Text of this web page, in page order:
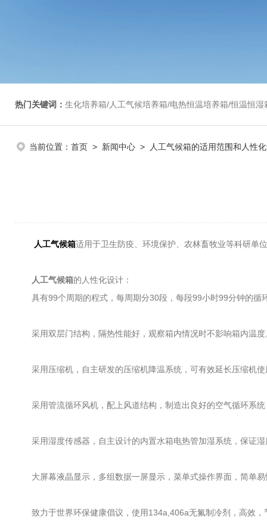
热门关键词： 生化培养箱/人工气候培养箱/电热恒温培养箱/恒温恒湿箱/光照培养箱/二氧化碳培养箱
当前位置： 首页 > 新闻中心 > 人工气候箱的适用范围和人性
人工气候箱适用于卫生防疫、环境保护、农林畜牧业等科研单
人工气候箱的人性化设计：
具有99个周期的程式，每周期分30段，每段99小时99分钟的循
采用双层门结构，隔热性能好，观察箱内情况时不影响箱内温度
采用压缩机，自主研发的压缩机降温系统，可有效延长压缩机使
采用管流循环风机，配上风道结构，制造出良好的空气循环系统
采用湿度传感器，自主设计的内置水箱电热管加湿系统，保证湿
大屏幕液晶显示，多组数据一屏显示，菜单式操作界面，简单易
致力于世界环保健康倡议，使用134a,406a无氟制冷剂，高效，